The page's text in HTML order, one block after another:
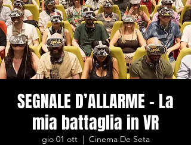
SEGNALE D’ALLARME - La
mia battaglia in VR
gio 01 ott
  |
Cinema De Seta